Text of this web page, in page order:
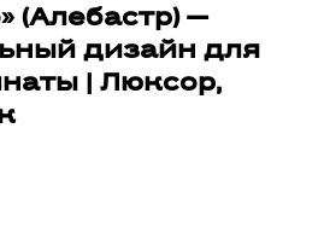
(Алебастр) —
дизайн для
| Люксор,